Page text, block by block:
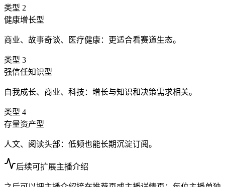
类型 2
健康增长型
商业、故事奇谈、医疗健康：更适合看赛道生态。
类型 3
强信任知识型
自我成长、商业、科技：增长与知识和决策需求相关。
类型 4
存量资产型
人文、阅读头部：低频也能长期沉淀订阅。
后续可扩展主播介绍